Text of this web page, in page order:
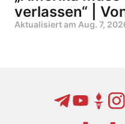
verlassen“ |
Aktualisiert am Aug. 7,